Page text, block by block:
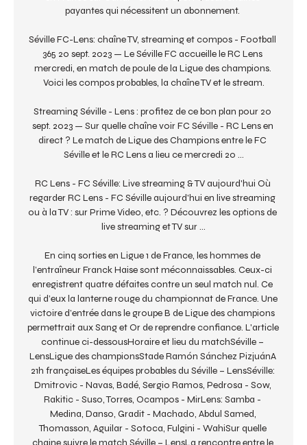
payantes qui nécessitent un abonnement.
Séville FC-Lens: chaîne TV, streaming et compos - Football
365 20 sept. 2023 — Le Séville FC accueille le RC Lens
mercredi, en match de poule de la Ligue des champions.
Voici les compos probables, la chaîne TV et le stream.
Streaming Séville - Lens : profitez de ce bon plan pour 20
sept. 2023 — Sur quelle chaîne voir FC Séville - RC Lens en
direct ? Le match de Ligue des Champions entre le FC
Séville et le RC Lens a lieu ce mercredi 20 ...
RC Lens - FC Séville: Live streaming & TV aujourd'hui Où
regarder RC Lens - FC Séville aujourd'hui en live streaming
ou à la TV : sur Prime Video, etc. ? Découvrez les options de
live streaming et TV sur ...
En cinq sorties en Ligue 1 de France, les hommes de
l’entraîneur Franck Haise sont méconnaissables. Ceux-ci
enregistrent quatre défaites contre un seul match nul. Ce
qui d’eux la lanterne rouge du championnat de France. Une
victoire d’entrée dans le groupe B de Ligue des champions
permettrait aux Sang et Or de reprendre confiance. L'article
continue ci-dessousHoraire et lieu du matchSéville –
LensLigue des championsStade Ramón Sánchez PizjuánA
21h françaiseLes équipes probables du Séville – LensSéville:
Dmitrovic - Navas, Badé, Sergio Ramos, Pedrosa - Sow,
Rakitic - Suso, Torres, Ocampos - MirLens: Samba -
Medina, Danso, Gradit - Machado, Abdul Samed,
Thomasson, Aguilar - Sotoca, Fulgini - WahiSur quelle
chaine suivre le match Séville – LensLa rencontre entre le